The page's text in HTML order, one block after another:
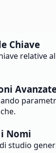
Chiave
relative
i Nomi
studio